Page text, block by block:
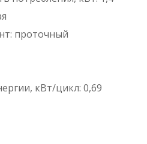
проточный
кВт/цикл: 0,69